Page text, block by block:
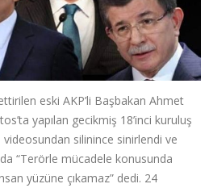
eski AKP’li Başbakan Ahmet
yapılan gecikmiş 18’inci kuruluş
silinince sinirlendi ve
“Terörle mücadele konusunda
yüzüne çıkamaz” dedi. 24